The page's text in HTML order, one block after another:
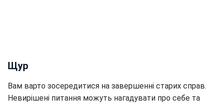
Щур
Вам варто зосередитися на завершенні старих справ.
Невирішені питання можуть нагадувати про себе та